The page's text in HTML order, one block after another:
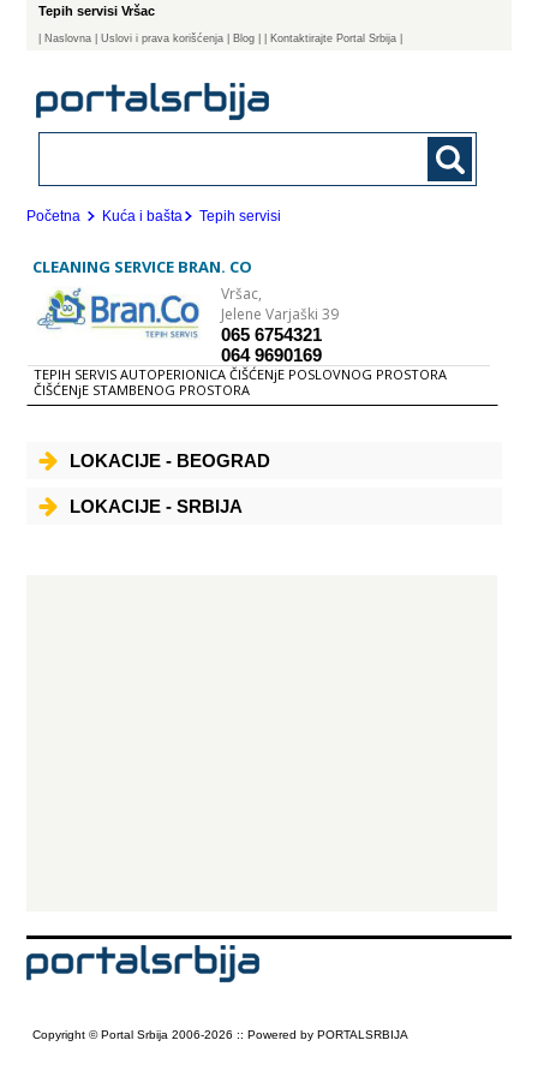
Tepih servisi Vršac
Naslovna | Uslovi i prava korišćenja Blog | Kontaktirajte Portal Srbija |
Početna Kuća i bašta Tepih servisi
CLEANING SERVICE BRAN. CO
Vršac,
Jelene Varjaški 39
065 6754321
064 9690169
TEPIH SERVIS AUTOPERIONICA ČIŠĆENjE POSLOVNOG PROSTORA
ČIŠĆENjE STAMBENOG PROSTORA
LOKACIJE - BEOGRAD
LOKACIJE - SRBIJA
Copyright © Portal Srbija 2006-2026 :: Powered by PORTALSRBIJA